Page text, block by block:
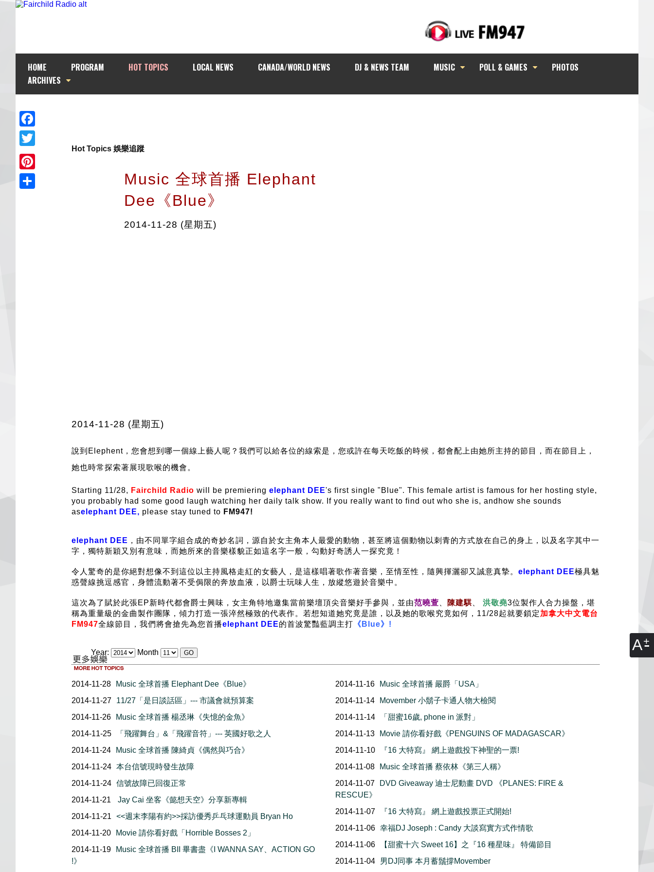
A
HOME PROGRAM HOT TOPICS LOCAL NEWS CANADA/WORLD NEWS DJ & NEWS TEAM MUSIC POLL & GAMES
PHOTOS
ARCHIVES
Facebook
Twitter
Pinterest
Hot Topics 娛樂追蹤
Music 全球首播 Elephant
Dee《Blue》
2014-11-28 (星期五)
2014-11-28 (星期五)
說到Elephent，您會想到哪一個線上藝人呢？我們可以給各位的線索是，您或許在每天吃飯的時候，都會配上由她所主持的節目，而在節目上，
她也時常探索著展現歌喉的機會。
Starting 11/28, Fairchild Radio will be premiering elephant DEE's first single "Blue". This female artist is famous for her hosting style,
you probably had some good laugh watching her daily talk show. If you really want to find out who she is, andhow she sounds
aselephant DEE, please stay tuned to FM947!
elephant DEE ，由不同單字組合成的奇妙名詞，源自於女主角本人最愛的動物，甚至將這個動物以刺青的方式放在自己的身上，以及名字其中一
字，獨特新穎又別有意味，而她所來的音樂樣貌正如這名字一般，勾動好奇誘人一探究竟！
令人驚奇的是你絕對想像不到這位以主持風格走紅的女藝人，是這樣唱著歌作著音樂，至情至性，隨興揮灑卻又誠意真摯。 elephant DEE極具魅
惑聲線挑逗感官，身體流動著不受侷限的奔放血液，以爵士玩味人生，放縱悠遊於音樂中。
這次為了賦於此張EP新時代都會爵士興味，女主角特地邀集當前樂壇頂尖音樂好手參與，並由范曉萱 陳建騏 洪敬堯3位製作人合力操盤，堪
稱為重量級的金曲製作團隊，傾力打造一張淬然極致的代表作。若想知道她究竟是誰，以及她的歌喉究竟如何，11/28起就要鎖定加拿大中文電台
FM947全線節目，我們將會搶先為您首播elephant DEE的首波驚豔藍調主打 《Blue》!
Year: Month
2014-11-28
Music 全球首播 Elephant Dee《Blue》
2014-11-27
11/27「是日談話區」--- 市議會就預算案
2014-11-26
Music 全球首播 楊丞琳《失憶的金魚》
2014-11-25
「飛躍舞台」&「飛躍音符」--- 英國好歌之人
2014-11-24
Music 全球首播 陳綺貞《偶然與巧合》
2014-11-24 本台信號現時發生故障
2014-11-24 信號故障已回復正常
2014-11-21
Jay Cai 坐客《懿想天空》分享新專輯
2014-11-21
<<週末李陽有約>>採訪優秀乒乓球運動員 Bryan Ho
2014-11-20
Movie 請你看好戲「Horrible Bosses 2」
2014-11-19
Music 全球首播 BII 畢書盡《I WANNA SAY、ACTION GO
!》
2014-11-16
Music 全球首播 嚴爵「USA」
2014-11-14
Movember 小鬍子卡通人物大檢閱
2014-11-14
「甜蜜16歲, phone in 派對」
2014-11-13
Movie 請你看好戲《PENGUINS OF MADAGASCAR》
2014-11-10
『16 大特寫』 網上遊戲投下神聖的一票!
2014-11-08
Music 全球首播 蔡依林《第三人稱》
2014-11-07
DVD Giveaway 迪士尼動畫 DVD 《PLANES: FIRE &
RESCUE》
2014-11-07
『16 大特寫』 網上遊戲投票正式開始!
2014-11-06
幸福DJ Joseph : Candy 大談寫實方式作情歌
2014-11-06
【甜蜜十六 Sweet 16】之『16 種星味』 特備節目
2014-11-04
男DJ同事 本月蓄鬚撐Movember